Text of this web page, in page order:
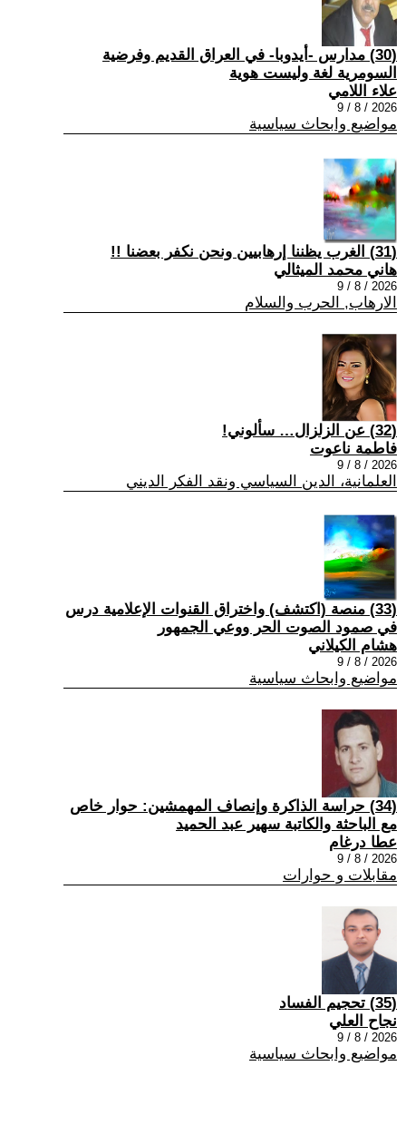
(30) مدارس -أيدوبا- في العراق القديم وفرضية
السومرية لغة وليست هوية
علاء اللامي
2026 / 8 / 9
مواضيع وابحاث سياسية
(31) الغرب يظننا إرهابيين ونحن نكفر بعضنا !!
هاني محمد الميثالي
2026 / 8 / 9
الارهاب, الحرب والسلام
(32) عن الزلزال… سألوني!
فاطمة ناعوت
2026 / 8 / 9
العلمانية، الدين السياسي ونقد الفكر الديني
(33) منصة (اكتشف) واختراق القنوات الإعلامية درس
في صمود الصوت الحر ووعي الجمهور
هشام الكيلاني
2026 / 8 / 9
مواضيع وابحاث سياسية
(34) حراسة الذاكرة وإنصاف المهمشين: حوار خاص
مع الباحثة والكاتبة سهير عبد الحميد
عطا درغام
2026 / 8 / 9
مقابلات و حوارات
(35) تحجيم الفساد
نجاح العلي
2026 / 8 / 9
مواضيع وابحاث سياسية